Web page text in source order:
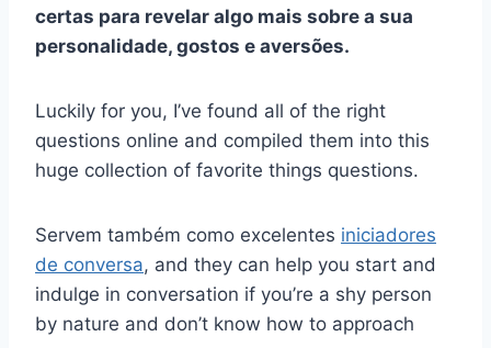
certas para revelar algo mais sobre a sua
personalidade, gostos e aversões.
Luckily for you, I’ve found all of the right
questions online and compiled them into this
huge collection of favorite things questions.
Servem também como excelentes iniciadores
de conversa, and they can help you start and
indulge in conversation if you’re a shy person
by nature and don’t know how to approach